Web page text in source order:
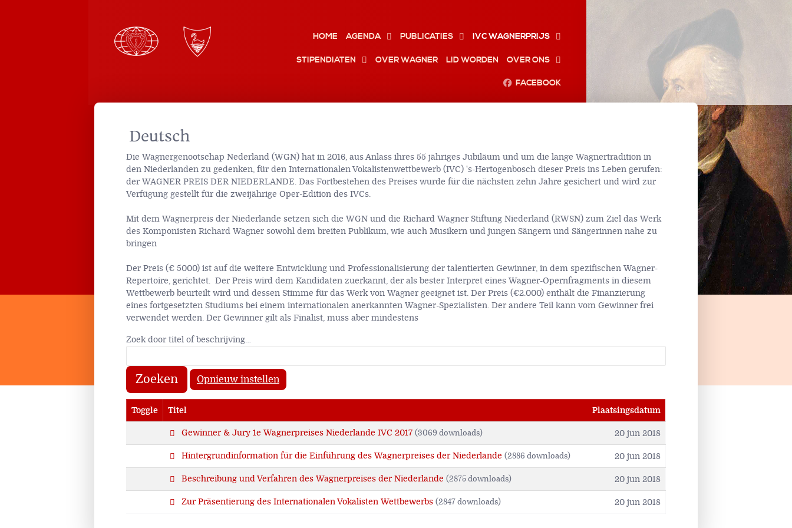
HOME AGENDA PUBLICATIES IVC WAGNERPRIJS
STIPENDIATEN OVER WAGNER LID WORDEN OVER ONS
FACEBOOK
Deutsch
Die Wagnergenootschap Nederland (WGN) hat in 2016, aus Anlass ihres 55 jähriges Jubiläum und um die lange Wagnertradition in
den Niederlanden zu gedenken, für den Internationalen Vokalistenwettbewerb (IVC) 's-Hertogenbosch dieser Preis ins Leben gerufen:
der WAGNER PREIS DER NIEDERLANDE. Das Fortbestehen des Preises wurde für die nächsten zehn Jahre gesichert und wird zur
Verfügung gestellt für die zweijährige Oper-Edition des IVCs.
Mit dem Wagnerpreis der Niederlande setzen sich die WGN und die Richard Wagner Stiftung Niederland (RWSN) zum Ziel das Werk
des Komponisten Richard Wagner sowohl dem breiten Publikum, wie auch Musikern und jungen Sängern und Sängerinnen nahe zu
bringen
Der Preis (€ 5000) ist auf die weitere Entwicklung und Professionalisierung der talentierten Gewinner, in dem spezifischen Wagner-
Repertoire, gerichtet. Der Preis wird dem Kandidaten zuerkannt, der als bester Interpret eines Wagner-Opernfragments in diesem
Wettbewerb beurteilt wird und dessen Stimme für das Werk von Wagner geeignet ist. Der Preis (€2.000) enthält die Finanzierung
eines fortgesetzten Studiums bei einem internationalen anerkannten Wagner-Spezialisten. Der andere Teil kann vom Gewinner frei
verwendet werden. Der Gewinner gilt als Finalist, muss aber mindestens
Zoek door titel of beschrijving…
Zoeken Opnieuw instellen
Toggle Titel Plaatsingsdatum
pdf
Gewinner & Jury 1e Wagnerpreises Niederlande IVC 2017 (3069 downloads) 20 jun 2018
pdf
Hintergrundinformation für die Einführung des Wagnerpreises der Niederlande (2886 downloads) 20 jun 2018
pdf
Beschreibung und Verfahren des Wagnerpreises der Niederlande (2875 downloads) 20 jun 2018
pdf
Zur Präsentierung des Internationalen Vokalisten Wettbewerbs (2847 downloads) 20 jun 2018